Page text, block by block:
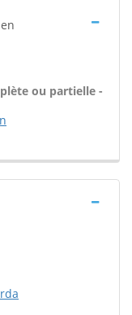
ou partielle -